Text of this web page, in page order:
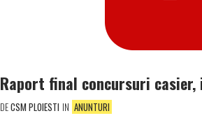
Raport final concursuri
DECSM PLOIESTI IN ANUNTURI